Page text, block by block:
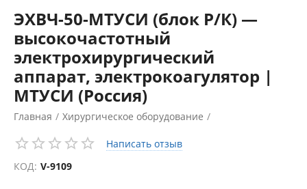
ЭХВЧ-50-МТУСИ (блок Р/К) —
высокочастотный
электрохирургический
аппарат, электрокоагулятор |
МТУСИ (Россия)
Главная / Хирургическое оборудование /
Электрокоагуляторы /
Написать отзыв
КОД: V-9109